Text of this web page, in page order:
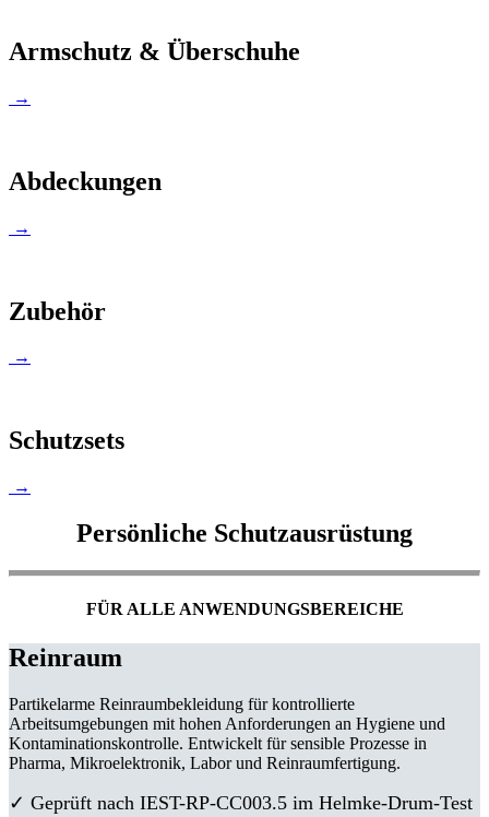
Armschutz & Überschuhe
→
Abdeckungen
→
Zubehör
→
Schutzsets
→
Persönliche Schutzausrüstung
FÜR ALLE ANWENDUNGSBEREICHE
Reinraum
Partikelarme Reinraumbekleidung für kontrollierte
Arbeitsumgebungen mit hohen Anforderungen an Hygiene und
Kontaminationskontrolle. Entwickelt für sensible Prozesse in
Pharma, Mikroelektronik, Labor und Reinraumfertigung.
✓ Geprüft nach IEST-RP-CC003.5 im Helmke-Drum-Test